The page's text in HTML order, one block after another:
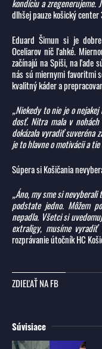
kondíciu a zregenerujeme.
dlhšej pauze košický
Eduard Šimun si je
Oceliarov nič ľahké.
začínajú na Spiši, na ľade
nás sú miernymi favoritmi
kvalitný káder a
„Niekedy to nie je o
dosť. Nitra mala v
dokázala vyradiť suveréna
je to hlavne o motivácii a
Súpera si Košičania
„Áno, my sme si
podstate jedno. Môžem
nepadla. Všetci si
extraligy, musíme
rozprávanie útočník HC
ZDIEĽAŤ NA FB
Súvisiace